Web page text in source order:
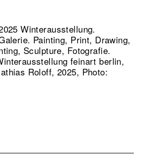
Winterausstellung.
Painting, Print, Drawing,
Sculpture, Fotografie.
feinart berlin,
Roloff, 2025, Photo: